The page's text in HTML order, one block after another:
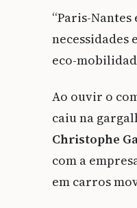
“Paris-Nantes
necessidades
eco-
Ao ouvir o
caiu na
Christophe
com a
em carros